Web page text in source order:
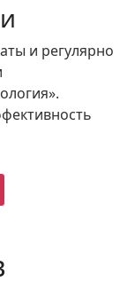
и регулярно